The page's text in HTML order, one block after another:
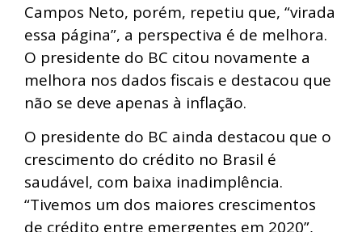
Campos Neto, porém, repetiu que, “virada
essa página”, a perspectiva é de melhora.
O presidente do BC citou novamente a
melhora nos dados fiscais e destacou que
não se deve apenas à inflação.
O presidente do BC ainda destacou que o
crescimento do crédito no Brasil é
saudável, com baixa inadimplência.
“Tivemos um dos maiores crescimentos
de crédito entre emergentes em 2020”,